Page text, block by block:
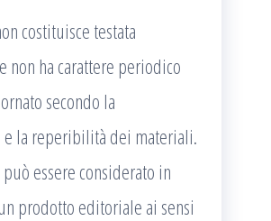
costituisce testata
non ha carattere periodico
secondo la
la reperibilità dei materiali.
essere considerato in
prodotto editoriale ai sensi